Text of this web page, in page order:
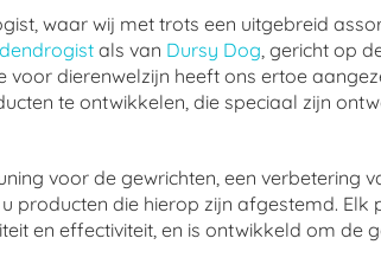
waar wij met trots een uitgebreid
als van Dursy Dog, gericht op
voor dierenwelzijn heeft ons ertoe
te ontwikkelen, die speciaal zijn
voor de gewrichten, een verbetering
producten die hierop zijn afgestemd. Elk
en effectiviteit, en is ontwikkeld om de